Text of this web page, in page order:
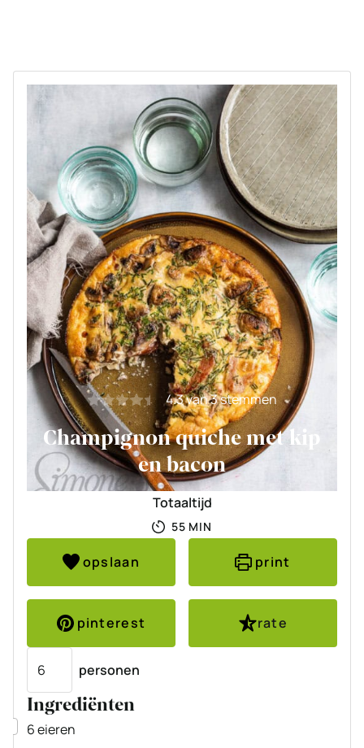
4.3van3stemmen
Champignon quiche met kip
en bacon
Totaaltijd
55MINUTEN
MIN
opslaan print
pinterest
rate
personen
Ingrediënten
▢
6eieren